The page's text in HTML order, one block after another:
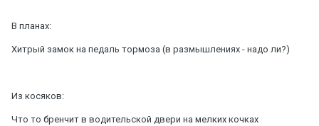
В планах:
Хитрый замок на педаль тормоза (в размышлениях - надо ли?)
Из косяков:
Что то бренчит в водительской двери на мелких кочках